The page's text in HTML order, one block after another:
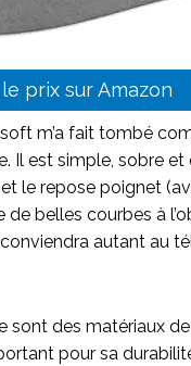
prix sur Amazon
m’a fait tombé
Il est simple, sobre
le repose poignet
belles courbes à
autant au
sont des matériaux
pour sa